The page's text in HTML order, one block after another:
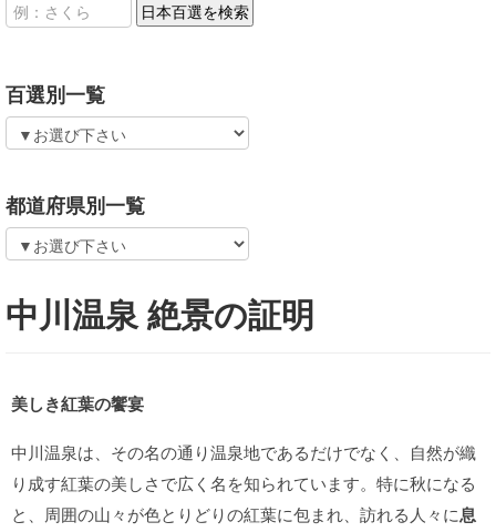
百選別一覧
都道府県別一覧
中川温泉 絶景の証明
美しき紅葉の饗宴
中川温泉は、その名の通り温泉地であるだけでなく、自然が織
り成す紅葉の美しさで広く名を知られています。特に秋になる
と、周囲の山々が色とりどりの紅葉に包まれ、訪れる人々に息